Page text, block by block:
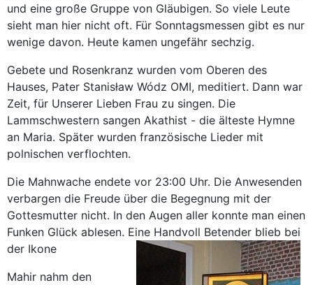
und eine große Gruppe von Gläubigen. So viele Leute
sieht man hier nicht oft. Für Sonntagsmessen gibt es nur
wenige davon. Heute kamen ungefähr sechzig.
Gebete und Rosenkranz wurden vom Oberen des
Hauses, Pater Stanisław Wódz OMI, meditiert. Dann war
Zeit, für Unserer Lieben Frau zu singen. Die
Lammschwestern sangen Akathist - die älteste Hymne
an Maria. Später wurden französische Lieder mit
polnischen verflochten.
Die Mahnwache endete vor 23:00 Uhr. Die Anwesenden
verbargen die Freude über die Begegnung mit der
Gottesmutter nicht. In den Augen aller konnte man einen
Funken Glück ablesen. Eine Handvoll Betender blieb bei
der Ikone
Mahir nahm den